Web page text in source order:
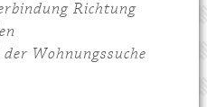
Richtung
Wohnungssuche